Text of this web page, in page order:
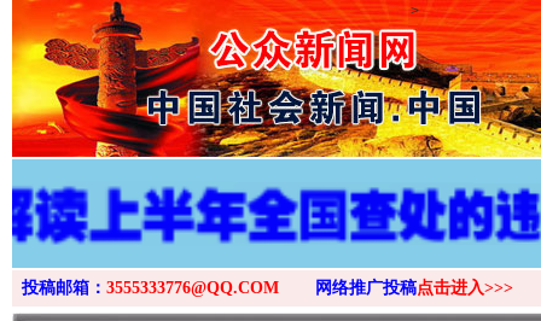
>
投稿邮箱： 3555333776@QQ.COM 网络推广投稿点击进入>>>